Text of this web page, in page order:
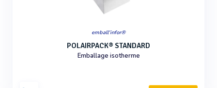
emball'infor®
POLAIRPACK® STANDARD
Emballage isotherme